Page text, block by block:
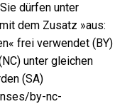
dürfen unter
dem Zusatz »aus:
frei verwendet (BY)
unter gleichen
(SA)
by-nc-